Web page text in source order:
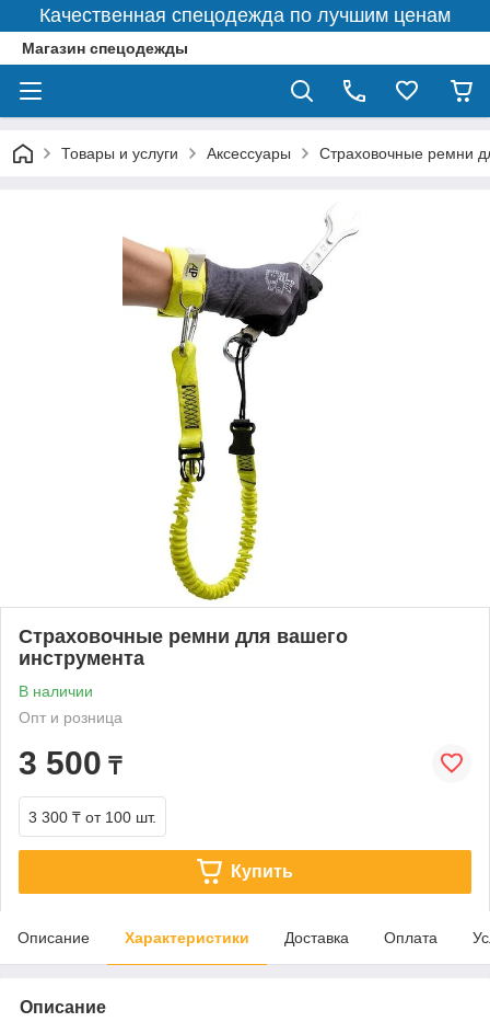
Качественная спецодежда по лучшим ценам
Магазин спецодежды
Товары и услуги Аксессуары Страховочные ремни
Страховочные ремни для вашего
инструмента
В наличии
Опт и розница
3 500 ₸
3 300 ₸ от 100 шт.
Купить
Описание Характеристики Доставка Оплата
Описание